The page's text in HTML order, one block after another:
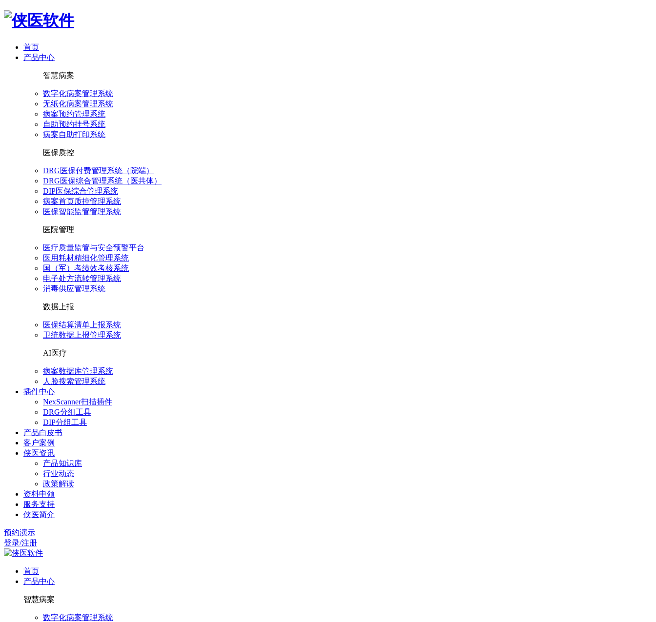
首页
产品中心
智慧病案
数字化病案管理系统
无纸化病案管理系统
病案预约管理系统
自助预约挂号系统
病案自助打印系统
医保质控
DRG医保付费管理系统（院端）
DRG医保综合管理系统（医共体）
DIP医保综合管理系统
病案首页质控管理系统
医保智能监管管理系统
医院管理
医疗质量监管与安全预警平台
医用耗材精细化管理系统
国（军）考绩效考核系统
电子处方流转管理系统
消毒供应管理系统
数据上报
医保结算清单上报系统
卫统数据上报管理系统
AI医疗
病案数据库管理系统
人脸搜索管理系统
插件中心
NexScanner扫描插件
DRG分组工具
DIP分组工具
产品白皮书
客户案例
侠医资讯
产品知识库
行业动态
政策解读
资料申领
服务支持
侠医简介
预约演示
登录/注册
首页
产品中心
智慧病案
数字化病案管理系统